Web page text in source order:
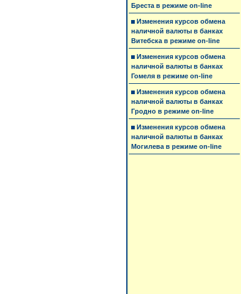
Бреста в режиме on-line
Изменения курсов обмена
наличной валюты в банках
Витебска в режиме on-line
Изменения курсов обмена
наличной валюты в банках
Гомеля в режиме on-line
Изменения курсов обмена
наличной валюты в банках
Гродно в режиме on-line
Изменения курсов обмена
наличной валюты в банках
Могилева в режиме on-line